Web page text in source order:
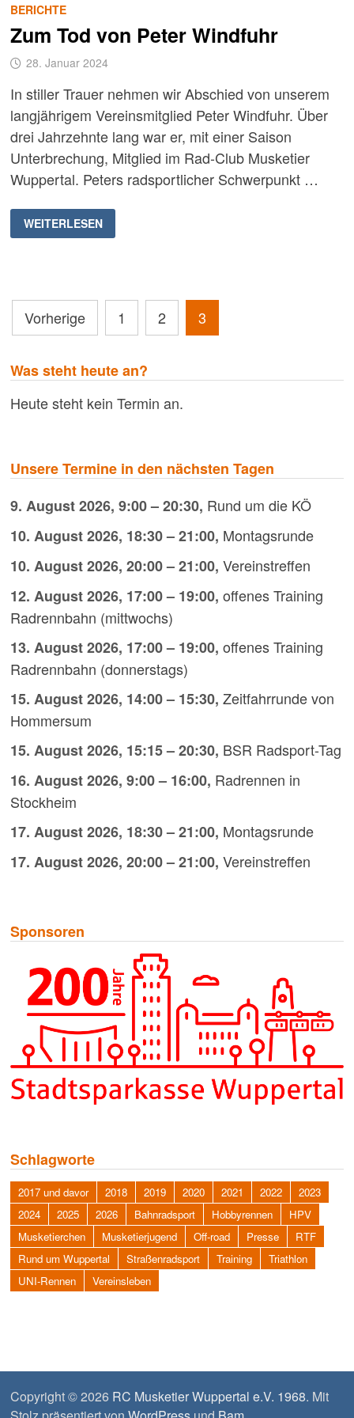
BERICHTE
Zum Tod von Peter Windfuhr
28. Januar 2024
In stiller Trauer nehmen wir Abschied von unserem
langjährigem Vereinsmitglied Peter Windfuhr. Über
drei Jahrzehnte lang war er, mit einer Saison
Unterbrechung, Mitglied im Rad-Club Musketier
Wuppertal. Peters radsportlicher Schwerpunkt …
ZUM
TOD
VON
WEITERLESEN
Seitennummerierung
der
Beiträge
Vorherige 1 2 3
Was steht heute an?
Heute steht kein Termin an.
Unsere Termine in den nächsten Tagen
9. August 2026, 9:00– 20:30, Rund um die KÖ
10. August 2026, 18:30– 21:00, Montagsrunde
10. August 2026, 20:00– 21:00, Vereinstreffen
12. August 2026, 17:00– 19:00, offenes Training
Radrennbahn (mittwochs)
13. August 2026, 17:00– 19:00, offenes Training
Radrennbahn (donnerstags)
15. August 2026, 14:00– 15:30, Zeitfahrrunde von
Hommersum
15. August 2026, 15:15– 20:30, BSR Radsport-Tag
16. August 2026, 9:00– 16:00, Radrennen in
Stockheim
17. August 2026, 18:30– 21:00, Montagsrunde
17. August 2026, 20:00– 21:00, Vereinstreffen
Sponsoren
Schlagworte
2017 und davor 2018 2019 2020 2021 2022
2023
2024
2025 2026 Bahnradsport Hobbyrennen
HPV
Musketierchen
Musketierjugend Off-road Presse
RTF
Rund um Wuppertal
Straßenradsport Training
Triathlon
UNI-Rennen
Vereinsleben
Copyright © 2026 RC Musketier Wuppertal e.V. 1968. Mit